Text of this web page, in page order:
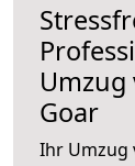
Umzug
Goar
Ihr Umzug